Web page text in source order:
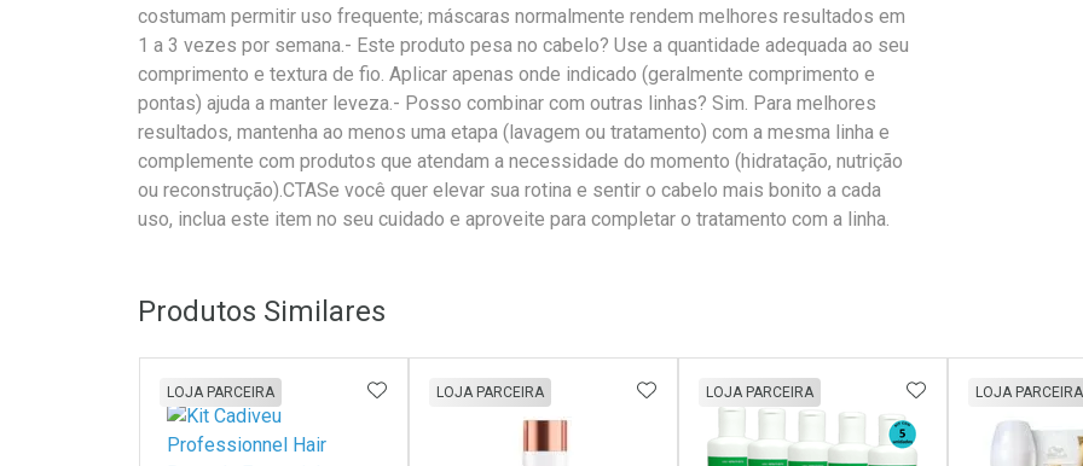
costumam permitir uso frequente; máscaras normalmente rendem melhores resultados em
1 a 3 vezes por semana.- Este produto pesa no cabelo? Use a quantidade adequada ao seu
comprimento e textura de fio. Aplicar apenas onde indicado (geralmente comprimento e
pontas) ajuda a manter leveza.- Posso combinar com outras linhas? Sim. Para melhores
resultados, mantenha ao menos uma etapa (lavagem ou tratamento) com a mesma linha e
complemente com produtos que atendam a necessidade do momento (hidratação, nutrição
ou reconstrução).CTASe você quer elevar sua rotina e sentir o cabelo mais bonito a cada
uso, inclua este item no seu cuidado e aproveite para completar o tratamento com a linha.
Produtos Similares
LOJA PARCEIRA ADICIONAR AOS FAVORITOS
LOJA PARCEIRA ADICIONAR AOS FAVORITOS
LOJA PARCEIRA ADICIONAR AOS
LOJA PARCEIRA